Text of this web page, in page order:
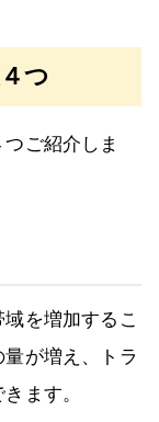
つ
ご紹介しま
を増加するこ
が増え、トラ
ます。